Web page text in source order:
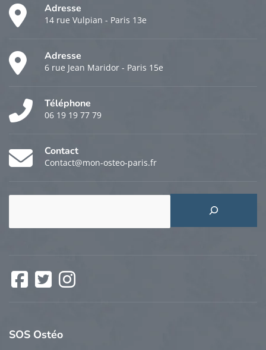
Adresse
14 rue Vulpian - Paris 13e
Adresse
6 rue Jean Maridor - Paris 15e
Téléphone
06 19 19 77 79
Contact
Contact@mon-osteo-paris.fr
Facebook
SOS Ostéo